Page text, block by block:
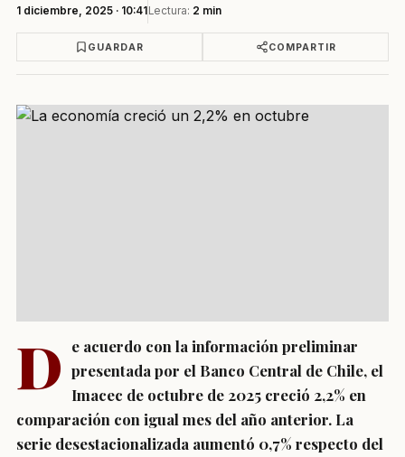
1 diciembre, 2025 · 10:41Lectura: 2 min
GUARDAR COMPARTIR
D e acuerdo con la información preliminar
presentada por el Banco Central de Chile, el
Imacec de octubre de 2025 creció 2,2% en
comparación con igual mes del año anterior. La
serie desestacionalizada aumentó 0,7% respecto del